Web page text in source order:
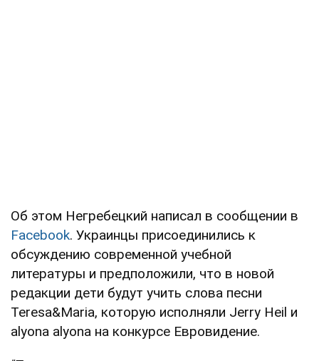
Об этом Негребецкий написал в сообщении в
Facebook. Украинцы присоединились к
обсуждению современной учебной
литературы и предположили, что в новой
редакции дети будут учить слова песни
Teresa&Maria, которую исполняли Jerry Heil и
alyona alyona на конкурсе Евровидение.